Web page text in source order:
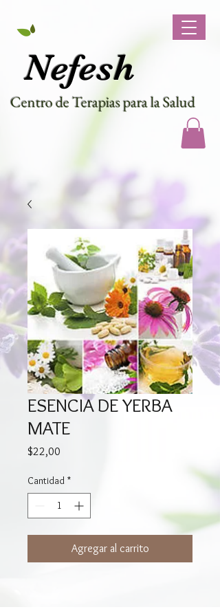
Nefesh
Centro de Terapias para la Salud
ESENCIA DE YERBA
MATE
$22,00
Cantidad *
Agregar al carrito